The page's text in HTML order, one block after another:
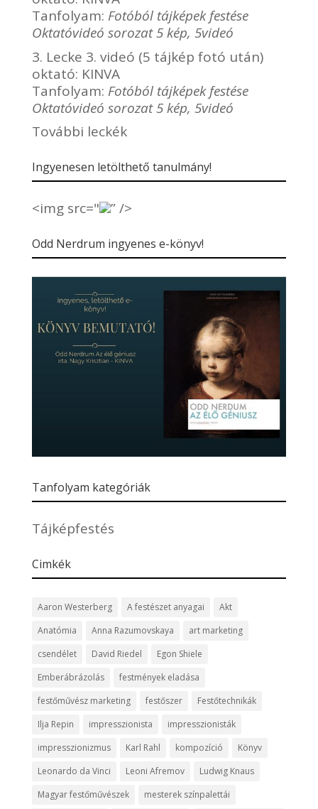
Tanfolyam: Fotóból tájképek festése
Oktatóvideó sorozat 5 kép, 5videó
3. Lecke 3. videó (5 tájkép fotó után)
oktató: KINVA
Tanfolyam: Fotóból tájképek festése
Oktatóvideó sorozat 5 kép, 5videó
További leckék
Ingyenesen letölthető tanulmány!
<img src=" ” />
Odd Nerdrum ingyenes e-könyv!
Tanfolyam kategóriák
Tájképfestés
Cimkék
Aaron Westerberg A festészet anyagai
Akt
Anatómia
Anna Razumovskaya
art marketing
csendélet
David Riedel
Egon Shiele
Emberábrázolás
festmények eladása
festőművész marketing
festőszer
Festőtechnikák
Ilja Repin
impresszionista
impresszionisták
impresszionizmus
Karl Rahl kompozíció
Könyv
Leonardo da Vinci
Leoni Afremov
Ludwig Knaus
Magyar festőművészek
mesterek színpalettái